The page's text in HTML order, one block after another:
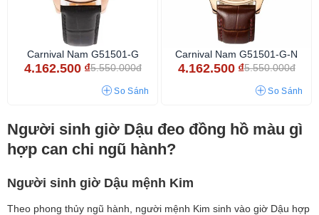
Carnival Nam G51501-G
4.162.500 ₫5.550.000đ
So Sánh
Carnival Nam G51501-G-N
4.162.500 ₫5.550.000đ
So Sánh
Người sinh giờ Dậu đeo đồng hồ màu gì
hợp can chi ngũ hành?
Người sinh giờ Dậu mệnh Kim
Theo phong thủy ngũ hành, người mệnh Kim sinh vào giờ Dậu hợp